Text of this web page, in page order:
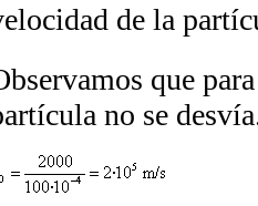
de la
que
no se